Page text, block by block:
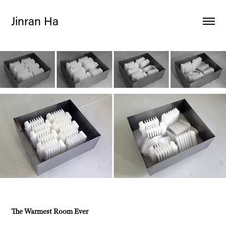
Jinran Ha
The Warmest Room Ever